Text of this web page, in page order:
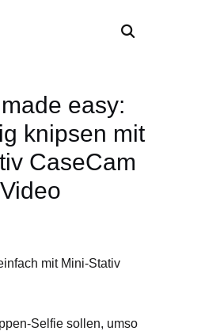
easy:
knipsen mit
CaseCam
Selfie sollen, umso